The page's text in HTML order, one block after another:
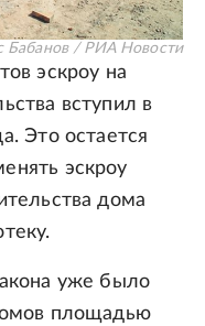
Бабанов / РИА Новости
эскроу на
вступил в
Это остается
эскроу
дома
уже было
площадью